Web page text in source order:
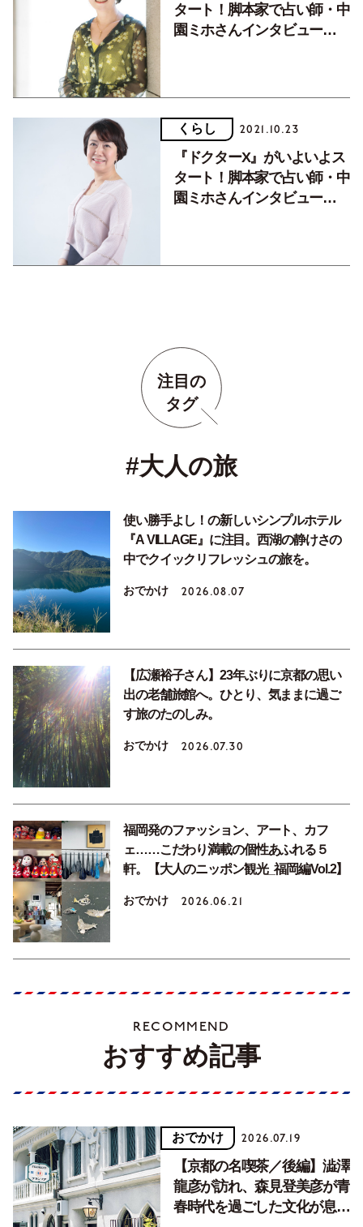
タート！脚本家で占い師・中
園ミホさんインタビュー
くらし 2021.10.23
『ドクターX』がいよいよス
タート！脚本家で占い師・中
園ミホさんインタビュー
注目の
タグ
#大人の旅
使い勝手よし！の新しいシンプルホテル
『A VILLAGE』に注目。西湖の静けさの
中でクイックリフレッシュの旅を。
おでかけ 2026.08.07
【広瀬裕子さん】23年ぶりに京都の思い
出の老舗旅館へ。ひとり、気ままに過ご
す旅のたのしみ。
おでかけ 2026.07.30
福岡発のファッション、アート、カフ
ェ……こだわり満載の個性あふれる５
軒。【大人のニッポン観光_福岡編Vol.2】
おでかけ 2026.06.21
RECOMMEND
おすすめ記事
おでかけ 2026.07.19
【京都の名喫茶／後編】澁澤
龍彦が訪れ、森見登美彦が青
春時代を過ごした文化が息づ